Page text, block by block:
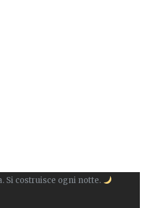
Si costruisce ogni notte.